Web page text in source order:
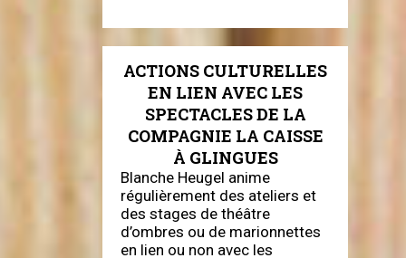
ACTIONS CULTURELLES
EN LIEN AVEC LES
SPECTACLES DE LA
COMPAGNIE LA CAISSE
À GLINGUES
Blanche Heugel anime
régulièrement des ateliers et
des stages de théâtre
d’ombres ou de marionnettes
en lien ou non avec les